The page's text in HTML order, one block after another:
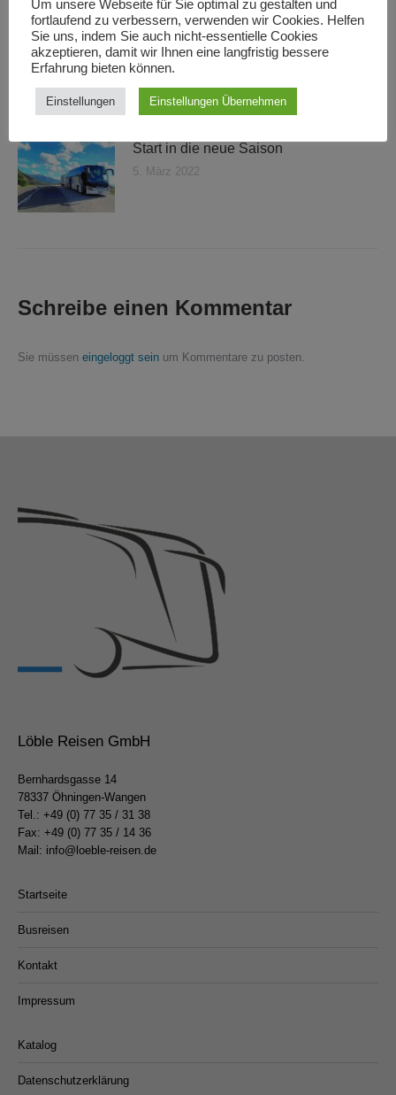
Radanhänger Verkauf & Vertrieb
26. Oktober 2024
Start in die neue Saison
5. März 2022
Schreibe einen Kommentar
Sie müssen eingeloggt sein um Kommentare zu posten.
Löble Reisen GmbH
Bernhardsgasse 14
78337 Öhningen-Wangen
Tel.: +49 (0) 77 35 / 31 38
Fax: +49 (0) 77 35 / 14 36
Mail: info@loeble-reisen.de
Startseite
Busreisen
Kontakt
Impressum
Katalog
Datenschutzerklärung
Um unsere Webseite für Sie optimal zu gestalten und
fortlaufend zu verbessern, verwenden wir Cookies. Helfen
Sie uns, indem Sie auch nicht-essentielle Cookies
akzeptieren, damit wir Ihnen eine langfristig bessere
Erfahrung bieten können.
Einstellungen Einstellungen Übernehmen